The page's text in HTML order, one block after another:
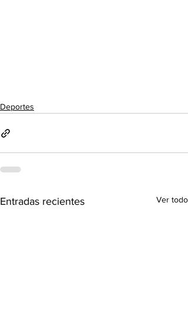
Deportes
Entradas recientes Ver todo